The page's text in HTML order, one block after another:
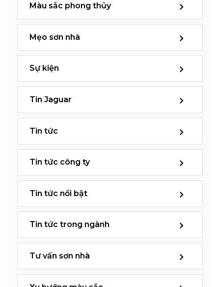
Màu sắc phong thủy
Mẹo sơn nhà
Sự kiện
Tin Jaguar
Tin tức
Tin tức công ty
Tin tức nổi bật
Tin tức trong ngành
Tư vấn sơn nhà